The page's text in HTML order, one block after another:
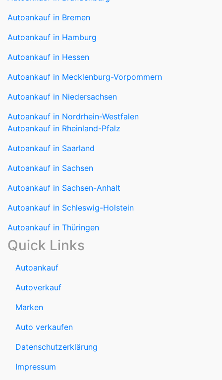
Autoankauf in Bremen
Autoankauf in Hamburg
Autoankauf in Hessen
Autoankauf in Mecklenburg-Vorpommern
Autoankauf in Niedersachsen
Autoankauf in Nordrhein-Westfalen
Autoankauf in Rheinland-Pfalz
Autoankauf in Saarland
Autoankauf in Sachsen
Autoankauf in Sachsen-Anhalt
Autoankauf in Schleswig-Holstein
Autoankauf in Thüringen
Quick Links
Autoankauf
Autoverkauf
Marken
Auto verkaufen
Datenschutzerklärung
Impressum